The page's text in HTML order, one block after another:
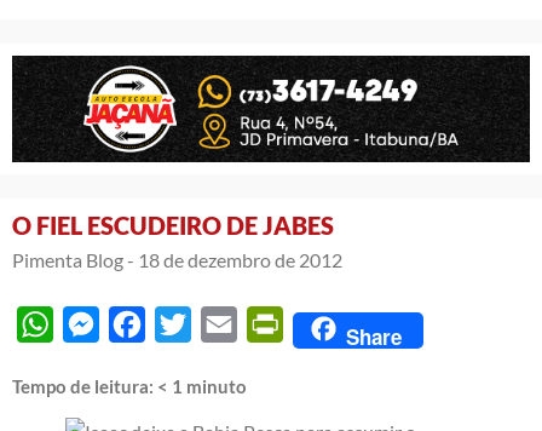
O FIEL ESCUDEIRO DE JABES
Pimenta Blog - 18 de dezembro de 2012
WhatsAppMessengerFacebook
Twitter Email PrintFriendly
Share
Tempo de leitura: < 1 minuto